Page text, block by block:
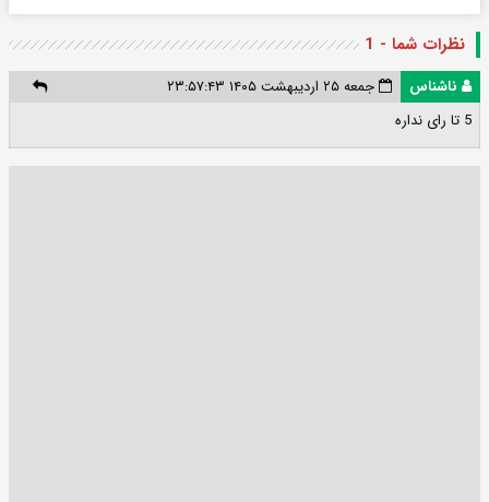
نظرات شما - 1
ناشناس
جمعه ۲۵ اردیبهشت ۱۴۰۵ ۲۳:۵۷:۴۳
5 تا رای نداره